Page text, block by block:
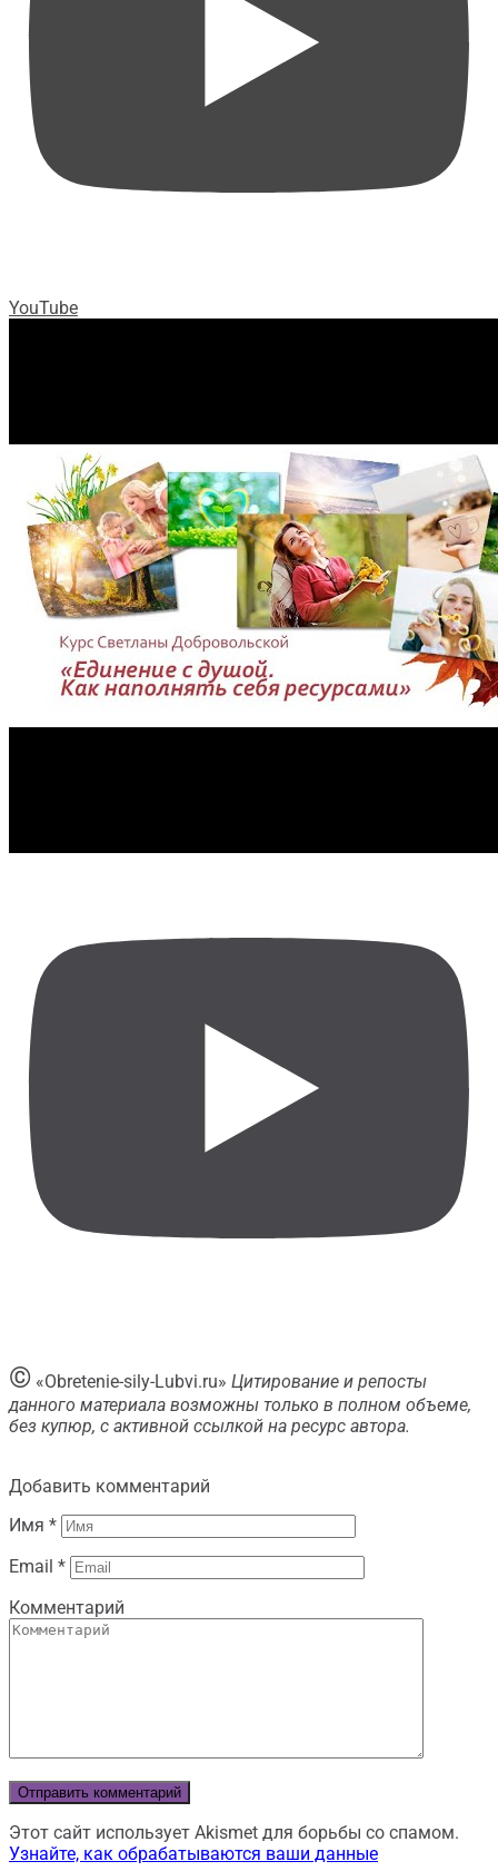
YouTube
© «Obretenie-sily-Lubvi.ru» Цитирование и репосты
данного материала возможны только в полном объеме,
без купюр, с активной ссылкой на ресурс автора.
Добавить комментарий
Имя *
Email *
Комментарий
Этот сайт использует Akismet для борьбы со спамом.
Узнайте, как обрабатываются ваши данные